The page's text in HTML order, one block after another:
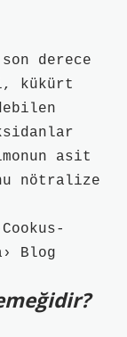
derece
kükürt
asit
nötralize
Blog